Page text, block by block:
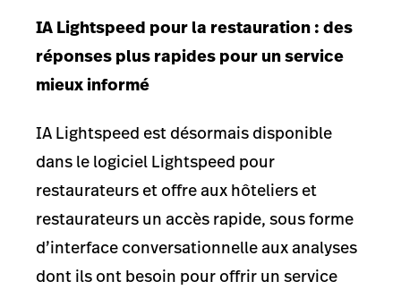
IA Lightspeed pour la restauration : des
réponses plus rapides pour un service
mieux informé
IA Lightspeed est désormais disponible
dans le logiciel Lightspeed pour
restaurateurs et offre aux hôteliers et
restaurateurs un accès rapide, sous forme
d’interface conversationnelle aux analyses
dont ils ont besoin pour offrir un service